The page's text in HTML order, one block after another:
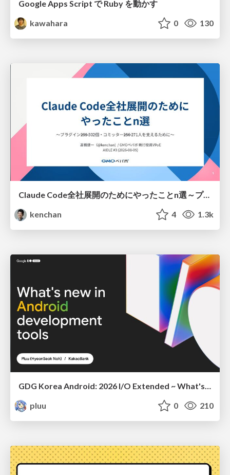
Google Apps Script で Ruby を動かす
kawahara
0 130
Claude Code全社展開のためにやったことn選～プラグイン302個・コミッター271人を支えるために～
kenchan
4 1.3k
GDG Korea Android: 2026 I/O Extended ~ What's new in Android development tools
pluu
0 210